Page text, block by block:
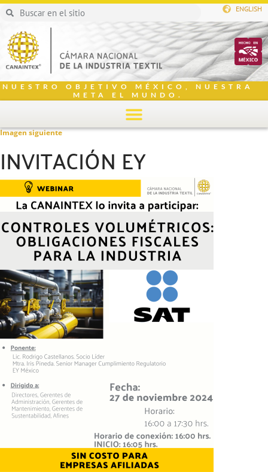
ENGLISH
NUESTRO OBJETIVO MÉXICO, NUESTRA
META EL MUNDO.
Imagen siguiente
INVITACIÓN EY